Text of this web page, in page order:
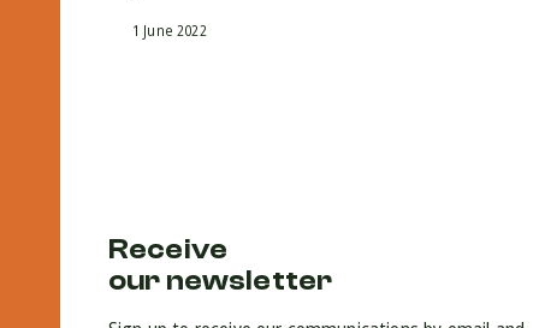
1 June 2022
Receive
our newsletter